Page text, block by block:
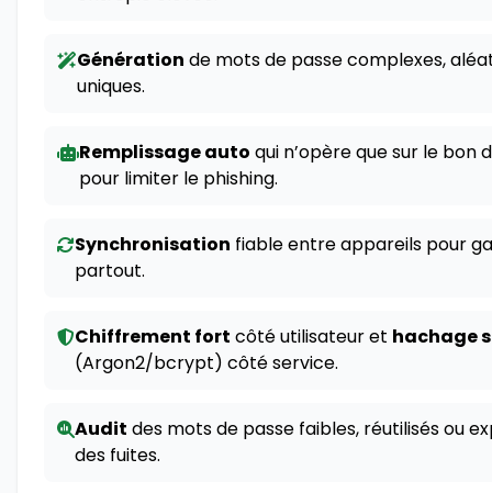
Génération de mots de passe complexes,
uniques.
Remplissage auto qui n’opère que sur le bon
pour limiter le phishing.
Synchronisation fiable entre appareils pour
partout.
Chiffrement fort côté utilisateur et hachage
(Argon2/bcrypt) côté service.
Audit des mots de passe faibles, réutilisés ou
des fuites.